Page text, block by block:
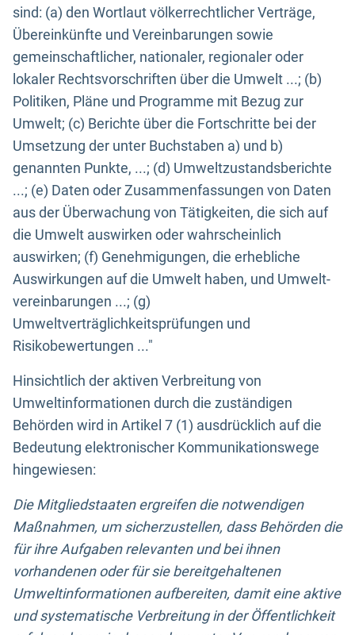
sind: (a) den Wortlaut völkerrechtlicher Verträge,
Übereinkünfte und Vereinbarungen sowie
gemeinschaftlicher, nationaler, regionaler oder
lokaler Rechtsvorschriften über die Umwelt ...; (b)
Politiken, Pläne und Programme mit Bezug zur
Umwelt; (c) Berichte über die Fortschritte bei der
Umsetzung der unter Buchstaben a) und b)
genannten Punkte, ...; (d) Umweltzustandsberichte
...; (e) Daten oder Zusammenfassungen von Daten
aus der Überwachung von Tätigkeiten, die sich auf
die Umwelt auswirken oder wahrscheinlich
auswirken; (f) Genehmigungen, die erhebliche
Auswirkungen auf die Umwelt haben, und Umwelt-
vereinbarungen ...; (g)
Umweltverträglichkeitsprüfungen und
Risikobewertungen ..."
Hinsichtlich der aktiven Verbreitung von
Umweltinformationen durch die zuständigen
Behörden wird in Artikel 7 (1) ausdrücklich auf die
Bedeutung elektronischer Kommunikationswege
hingewiesen:
Die Mitgliedstaaten ergreifen die notwendigen
Maßnahmen, um sicherzustellen, dass Behörden die
für ihre Aufgaben relevanten und bei ihnen
vorhandenen oder für sie bereitgehaltenen
Umweltinformationen aufbereiten, damit eine aktive
und systematische Verbreitung in der Öffentlichkeit